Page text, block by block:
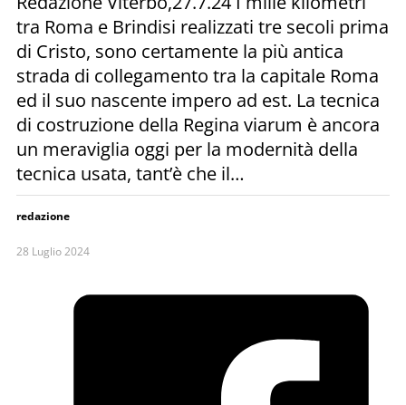
tra Roma e Brindisi realizzati tre secoli prima
di Cristo, sono certamente la più antica
strada di collegamento tra la capitale Roma
ed il suo nascente impero ad est. La tecnica
di costruzione della Regina viarum è ancora
un meraviglia oggi per la modernità della
tecnica usata, tant’è che il…
redazione
28 Luglio 2024